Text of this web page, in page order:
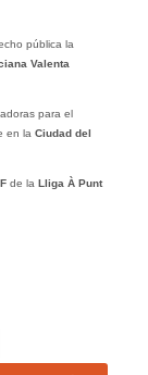
pública la
Valenta
para el
en la Ciudad del
de la Lliga À Punt